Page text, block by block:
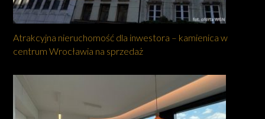
Atrakcyjna nieruchomość dla inwestora – kamienica w
centrum Wrocławia na sprzedaż